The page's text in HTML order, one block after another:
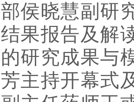
侯晓慧副研
果报告及解
研究成果与
主持开幕式